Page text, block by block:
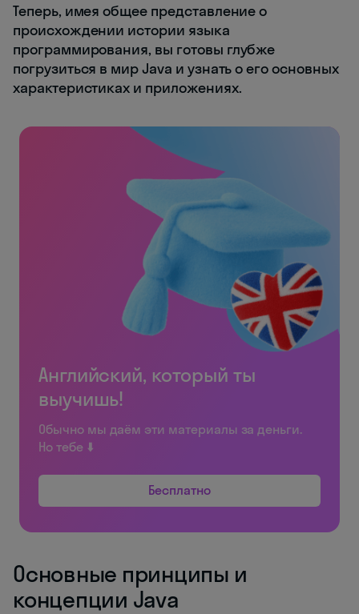
Теперь, имея общее представление о
происхождении истории языка
программирования, вы готовы глубже
погрузиться в мир Java и узнать о его основных
характеристиках и приложениях.
Английский, который ты
выучишь!
Обычно мы даём эти материалы за деньги.
Но тебе ⬇️
Бесплатно
Основные принципы и
концепции Java